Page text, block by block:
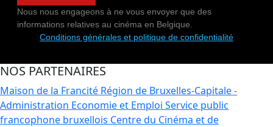
Nous nous engageons à ne vous envoyer que des
informations relatives au cinéma en Belgique.
Conditions générales et politique de confidentialité
NOS PARTENAIRES
Maison de la Francité Région de Bruxelles-Capitale -
Administration Economie et Emploi Service public
francophone bruxellois Centre du Cinéma et de